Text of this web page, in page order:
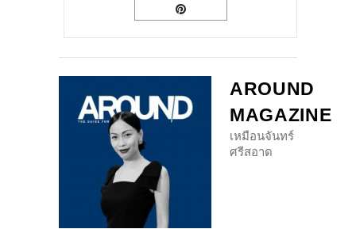
AROUND
MAGAZINE
เหมือนจันทร์
ศรีสอาด